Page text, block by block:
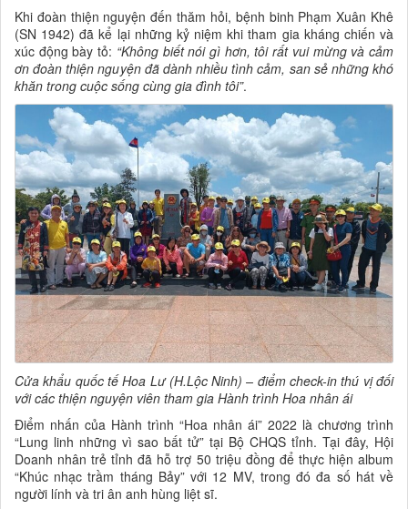
Khi đoàn thiện nguyện đến thăm hỏi, bệnh binh Phạm Xuân Khê
(SN 1942) đã kể lại những kỷ niệm khi tham gia kháng chiến và
xúc động bày tỏ: “Không biết nói gì hơn, tôi rất vui mừng và cảm
ơn đoàn thiện nguyện đã dành nhiều tình cảm, san sẻ những khó
khăn trong cuộc sống cùng gia đình tôi”.
Cửa khẩu quốc tế Hoa Lư (H.Lộc Ninh) – điểm check-in thú vị đối
với các thiện nguyện viên tham gia Hành trình Hoa nhân ái
Điểm nhấn của Hành trình “Hoa nhân ái” 2022 là chương trình
“Lung linh những vì sao bất tử” tại Bộ CHQS tỉnh. Tại đây, Hội
Doanh nhân trẻ tỉnh đã hỗ trợ 50 triệu đồng để thực hiện album
“Khúc nhạc trầm tháng Bảy” với 12 MV, trong đó đa số hát về
người lính và tri ân anh hùng liệt sĩ.